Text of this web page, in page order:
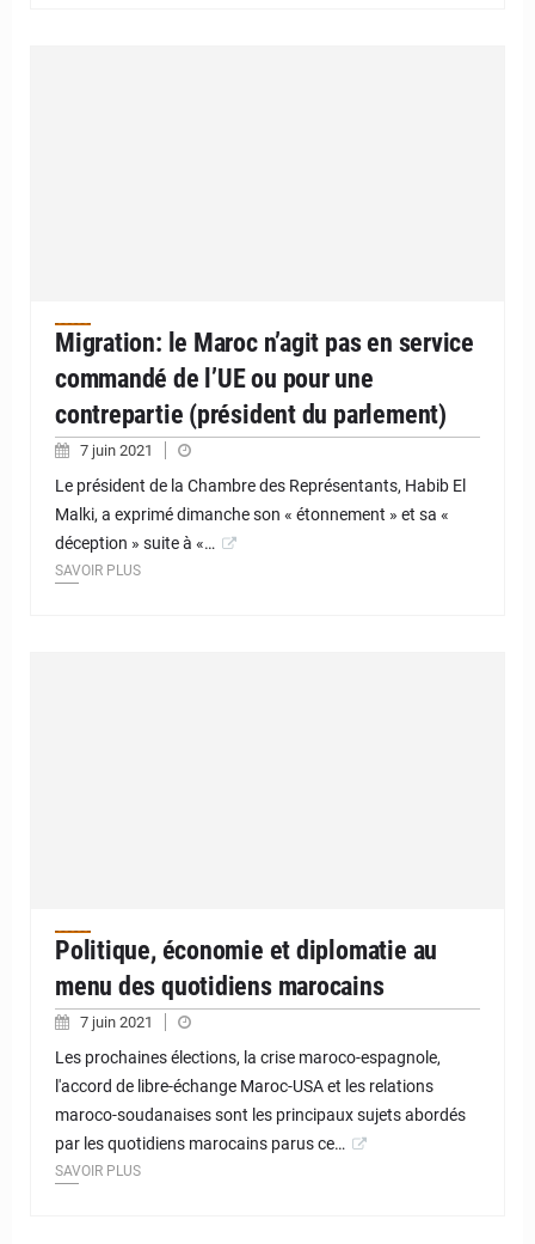
Migration: le Maroc n’agit pas en service
commandé de l’UE ou pour une
contrepartie (président du parlement)
7 juin 2021
Le président de la Chambre des Représentants, Habib El
Malki, a exprimé dimanche son « étonnement » et sa «
déception » suite à «…
SAVOIR PLUS
Politique, économie et diplomatie au
menu des quotidiens marocains
7 juin 2021
Les prochaines élections, la crise maroco-espagnole,
l'accord de libre-échange Maroc-USA et les relations
maroco-soudanaises sont les principaux sujets abordés
par les quotidiens marocains parus ce…
SAVOIR PLUS